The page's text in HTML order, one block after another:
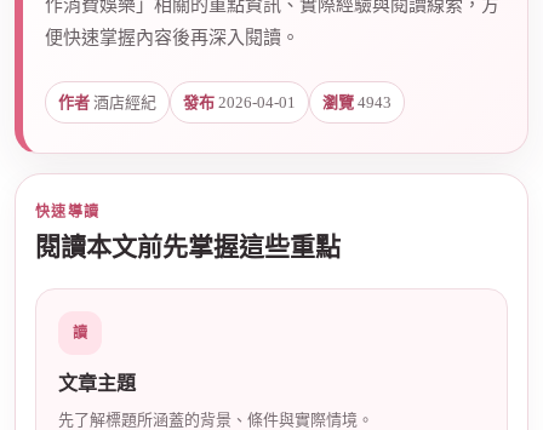
作消費娛樂」相關的重點資訊、實際經驗與閱讀線索，方
便快速掌握內容後再深入閱讀。
作者 酒店經紀 發布 2026-04-01 瀏覽 4943
快速導讀
閱讀本文前先掌握這些重點
讀
文章主題
先了解標題所涵蓋的背景、條件與實際情境。